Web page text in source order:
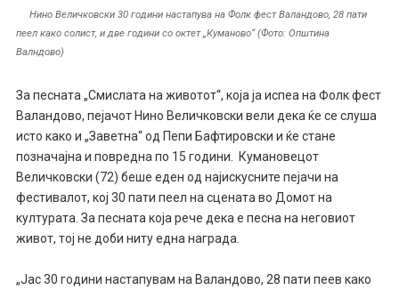
Нино Величковски 30 години настапува на Фолк фест Валандово, 28 пати
пеел како солист, и две години со октет „Куманово“ (Фото: Општина
Валндово)
За песната „Смислата на животот“, која ја испеа на Фолк фест
Валандово, пејачот Нино Величковски вели дека ќе се слуша
исто како и „Заветна“ од Пепи Бафтировски и ќе стане
позначајна и повредна по 15 години. Кумановецот
Величковски (72) беше еден од најискусните пејачи на
фестивалот, кој 30 пати пеел на сцената во Домот на
културата. За песната која рече дека е песна на неговиот
живот, тој не доби ниту една награда.
„Јас 30 години настапувам на Валандово, 28 пати пеев како